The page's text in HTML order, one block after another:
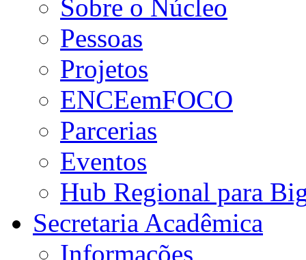
Sobre o Núcleo
Pessoas
Projetos
ENCEemFOCO
Parcerias
Eventos
Hub Regional para
Secretaria Acadêmica
Informações